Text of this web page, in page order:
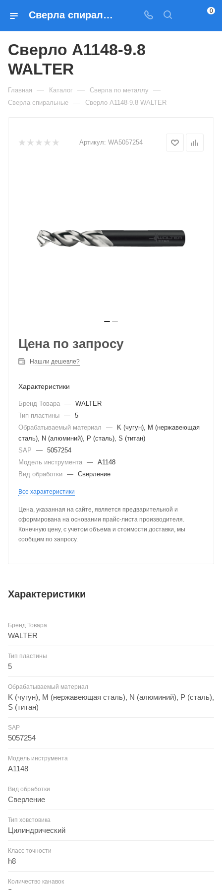
Сверла спиральные Сверло A1148-9.8 WALTER — купить по выгодным ценам в Москве 0
Сверло A1148-9.8
WALTER
Главная — Каталог — Сверла по металлу —
Сверла спиральные — Сверло A1148-9.8 WALTER
Артикул: WA5057254
Цена по запросу
Нашли дешевле?
Характеристики
Бренд Товара — WALTER
Тип пластины — 5
Обрабатываемый материал
—
K (чугун), M (нержавеющая
сталь), N (алюминий), P (сталь), S (титан)
SAP
— 5057254
Модель инструмента — A1148
Вид обработки — Сверление
Все характеристики
Цена, указанная на сайте, является предварительной и
сформирована на основании прайс-листа производителя.
Конечную цену, с учетом объема и стоимости доставки, мы
сообщим по запросу.
Характеристики
Бренд Товара
WALTER
Тип пластины
5
Обрабатываемый материал
K (чугун), M (нержавеющая сталь), N (алюминий), P (сталь),
S (титан)
SAP
5057254
Модель инструмента
A1148
Вид обработки
Сверление
Тип ховстовика
Цилиндрический
Класс точности
h8
Количество канавок